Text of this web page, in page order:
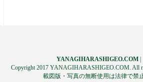
YANAGIHARASHIGEO.COM|
Copyright 2017 YANAGIHARASHIGEO.COM. All
載図版・写真の無断使用は法律で禁